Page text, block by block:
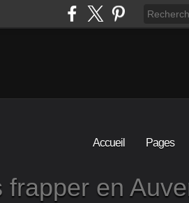
Accueil Pages
en